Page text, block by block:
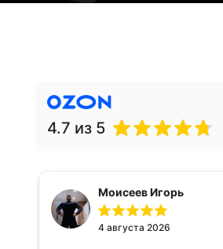
4.7 из 5
Моисеев Игорь
4 августа 2026